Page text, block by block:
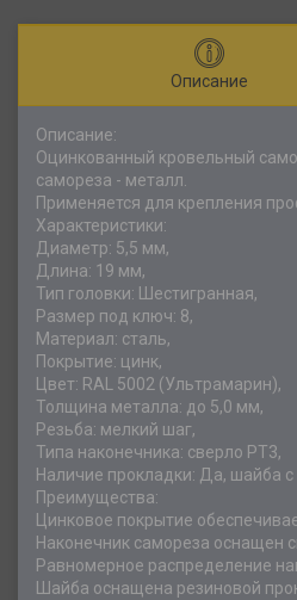
Описание
Описание:
Оцинкованный кровельный
самореза - металл.
Применяется для крепления
Характеристики:
Диаметр: 5,5 мм,
Длина: 19 мм,
Тип головки: Шестигранная,
Размер под ключ: 8,
Материал: сталь,
Покрытие: цинк,
Цвет: RAL 5002 (Ультрамарин),
Толщина металла: до 5,0 мм,
Резьба: мелкий шаг,
Типа наконечника: сверло РТ3,
Наличие прокладки: Да, шайба с
Преимущества:
Цинковое покрытие
Наконечник самореза оснащен
Равномерное распределение
Шайба оснащена резиновой